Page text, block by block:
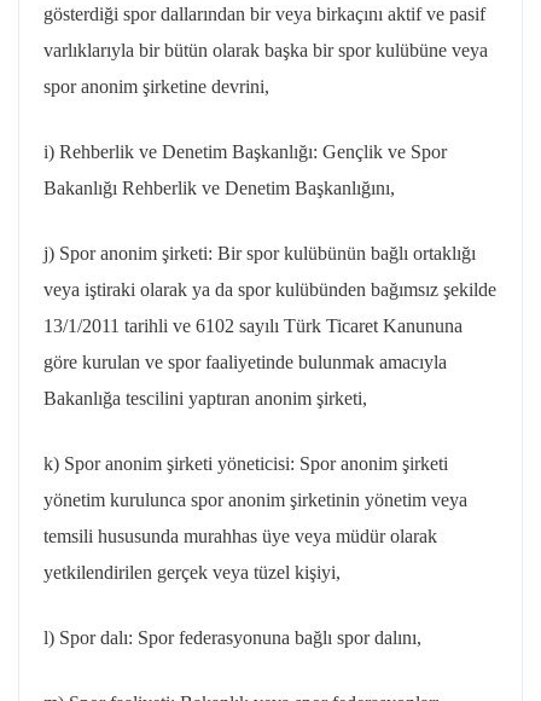
gösterdiği spor dallarından bir veya birkaçını aktif ve pasif
varlıklarıyla bir bütün olarak başka bir spor kulübüne veya
spor anonim şirketine devrini,
i) Rehberlik ve Denetim Başkanlığı: Gençlik ve Spor
Bakanlığı Rehberlik ve Denetim Başkanlığını,
j) Spor anonim şirketi: Bir spor kulübünün bağlı ortaklığı
veya iştiraki olarak ya da spor kulübünden bağımsız şekilde
13/1/2011 tarihli ve 6102 sayılı Türk Ticaret Kanununa
göre kurulan ve spor faaliyetinde bulunmak amacıyla
Bakanlığa tescilini yaptıran anonim şirketi,
k) Spor anonim şirketi yöneticisi: Spor anonim şirketi
yönetim kurulunca spor anonim şirketinin yönetim veya
temsili hususunda murahhas üye veya müdür olarak
yetkilendirilen gerçek veya tüzel kişiyi,
l) Spor dalı: Spor federasyonuna bağlı spor dalını,